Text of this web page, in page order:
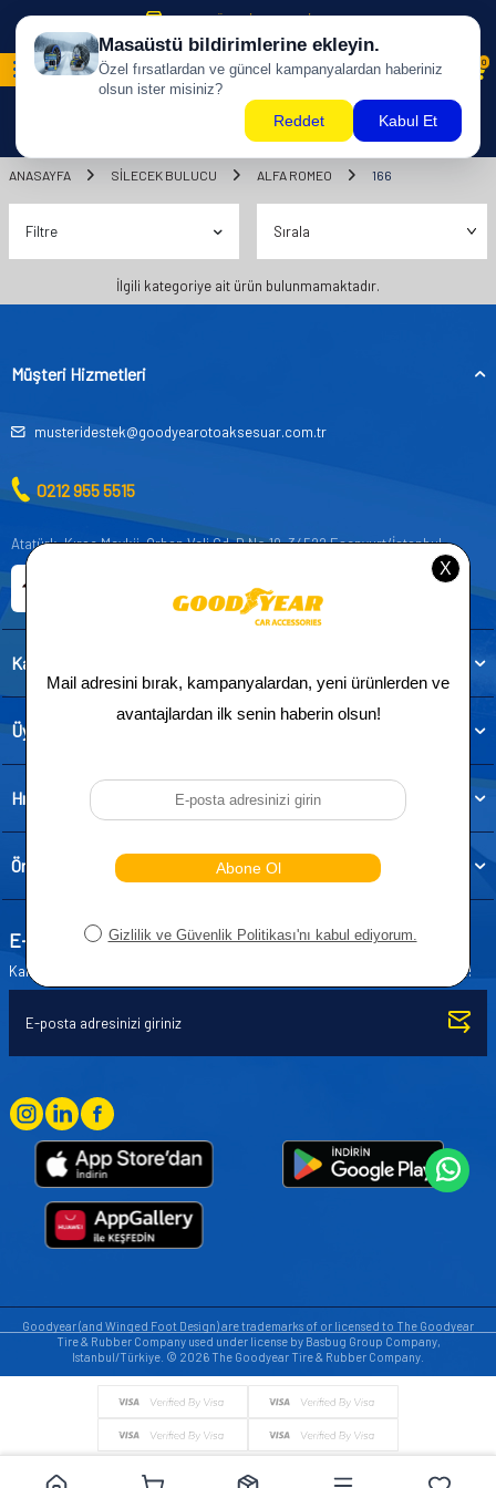
500 TL ÜZERİ KARGO BİZDEN !
0
ANASAYFA SILECEK BULUCU ALFA ROMEO 166
Filtre
İlgili kategoriye ait ürün bulunmamaktadır.
Müşteri Hizmetleri
musteridestek@goodyearotoaksesuar.com.tr
0212 955 5515
Atatürk, Kıraç Mevkii, Orhan Veli Cd. D:No:19, 34522 Esenyurt/İstanbul
Kategoriler
Üye
Hızlı Erişim
Önemli Bilgiler
E-Bülten Aboneliği
Kampanya ve yeniliklerden haberdar olmak için e-bültenimize abone olun!
Goodyear (and Winged Foot Design) are trademarks of or licensed to The Goodyear
Tire & Rubber Company used under license by Basbug Group Company,
Istanbul/Türkiye. © 2026 The Goodyear Tire & Rubber Company.